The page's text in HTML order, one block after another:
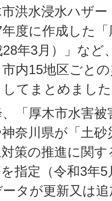
洪水浸水ハザ
年度に作成した
28年3月）」など
内15地区ごと
てまとめまし
「厚木市水害
奈川県が「土
策の推進に関
指定（令和3年
タが更新又は